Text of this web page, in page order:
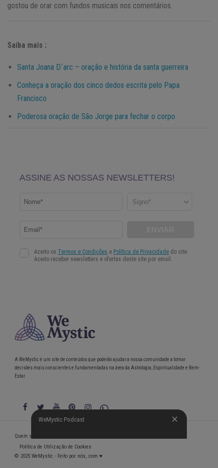
gostou de orar com fundos musicais nos comentários.
Saiba mais :
Santa Joana D´arc – oração e história da santa guerreira
Conheça a oração dos cinco dedos escrita pelo Papa
Francisco
Poderosa oração de São Jorge para fechar o corpo
WeMystic Podcast
A WeMystic é um site de conteúdos que poderão ajudar a nossa comunidade a tomar
decisões mais conscientes e fundamentadas na área da Astrologia, Espiritualidade e Bem-
Estar.
WeMystic Podcast
Quem somos
Política de Utilização de Cookies
© 2025 WeMystic - Feito por nós, com ♥